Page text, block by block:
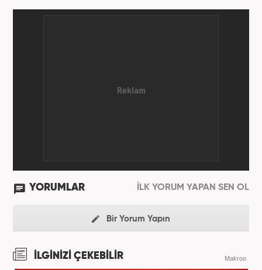
YORUMLAR İLK YORUM YAPAN SEN OL
Bir Yorum Yapın
İLGİNİZİ ÇEKEBİLİR Makroo